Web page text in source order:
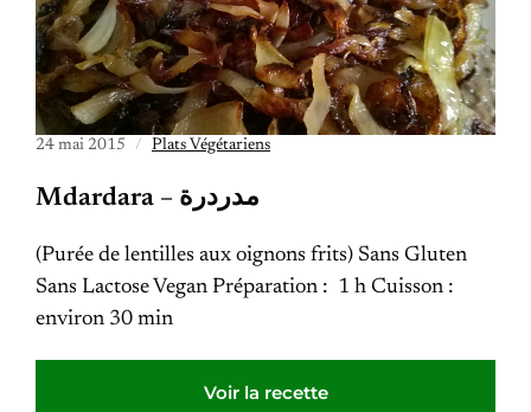
24 mai 2015 Plats Végétariens
Mdardara – مدردرة
(Purée de lentilles aux oignons frits) Sans Gluten
Sans Lactose Vegan Préparation : 1 h Cuisson :
environ 30 min
Voir la recette